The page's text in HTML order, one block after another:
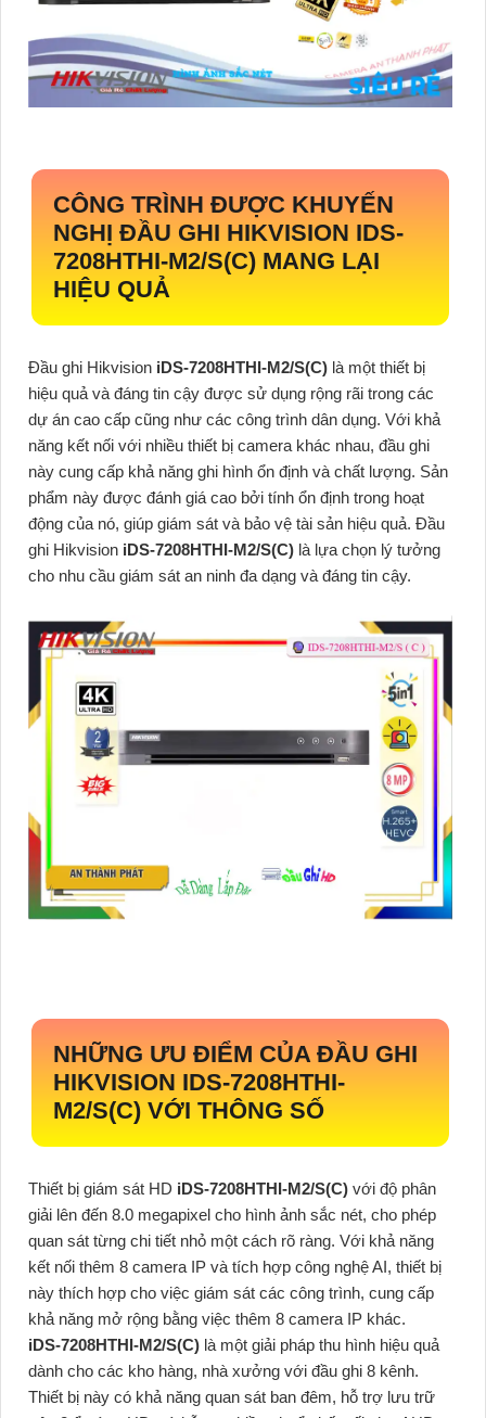
CÔNG TRÌNH ĐƯỢC KHUYẾN
NGHỊ ĐẦU GHI HIKVISION IDS-
7208HTHI-M2/S(C) MANG LẠI
HIỆU QUẢ
Đầu ghi Hikvision iDS-7208HTHI-M2/S(C) là một thiết bị
hiệu quả và đáng tin cậy được sử dụng rộng rãi trong các
dự án cao cấp cũng như các công trình dân dụng. Với khả
năng kết nối với nhiều thiết bị camera khác nhau, đầu ghi
này cung cấp khả năng ghi hình ổn định và chất lượng. Sản
phẩm này được đánh giá cao bởi tính ổn định trong hoạt
động của nó, giúp giám sát và bảo vệ tài sản hiệu quả. Đầu
ghi Hikvision iDS-7208HTHI-M2/S(C) là lựa chọn lý tưởng
cho nhu cầu giám sát an ninh đa dạng và đáng tin cậy.
NHỮNG ƯU ĐIỂM CỦA ĐẦU GHI
HIKVISION IDS-7208HTHI-
M2/S(C) VỚI THÔNG SỐ
Thiết bị giám sát HD iDS-7208HTHI-M2/S(C) với độ phân
giải lên đến 8.0 megapixel cho hình ảnh sắc nét, cho phép
quan sát từng chi tiết nhỏ một cách rõ ràng. Với khả năng
kết nối thêm 8 camera IP và tích hợp công nghệ AI, thiết bị
này thích hợp cho việc giám sát các công trình, cung cấp
khả năng mở rộng bằng việc thêm 8 camera IP khác.
iDS-7208HTHI-M2/S(C) là một giải pháp thu hình hiệu quả
dành cho các kho hàng, nhà xưởng với đầu ghi 8 kênh.
Thiết bị này có khả năng quan sát ban đêm, hỗ trợ lưu trữ